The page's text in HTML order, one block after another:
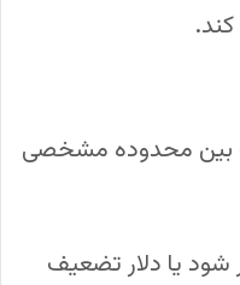
بین محدوده مشخصی
یا دلار تضعیف